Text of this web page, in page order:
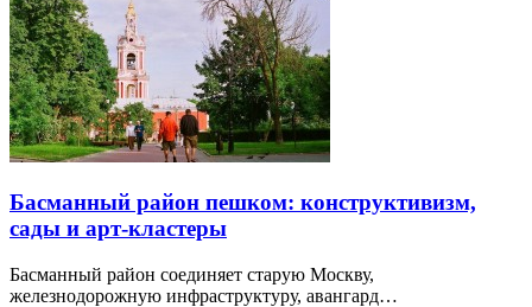
Басманный район пешком: конструктивизм,
сады и арт-кластеры
Басманный район соединяет старую Москву,
железнодорожную инфраструктуру, авангард…